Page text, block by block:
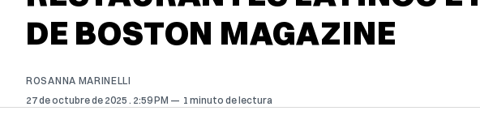
DE BOSTON MAGAZINE
ROSANNA MARINELLI
27 de octubre de 2025 . 2:59 PM 1 minuto de lectura